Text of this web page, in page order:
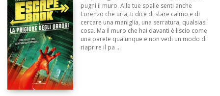
pugni il muro. Alle tue spalle senti anche
Lorenzo che urla, ti dice di stare calmo e di
cercare una maniglia, una serratura, qualsiasi
cosa. Ma il muro che hai davanti è liscio come
una parete qualunque e non vedi un modo di
riaprire il pa ...